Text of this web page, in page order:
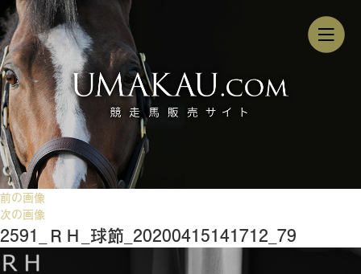
前の画像
次の画像
2591_ＲＨ_球節_20200415141712_79